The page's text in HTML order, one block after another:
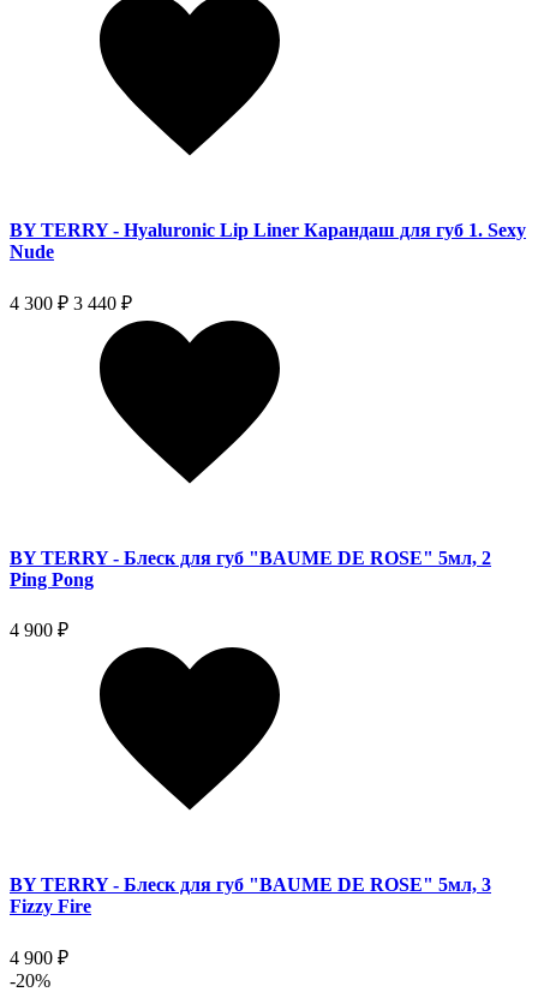
BY TERRY - Hyaluronic Lip Liner Карандаш для губ 1. Sexy
Nude
4 300 ₽ 3 440 ₽
BY TERRY - Блеск для губ "BAUME DE ROSE" 5мл, 2
Ping Pong
4 900 ₽
BY TERRY - Блеск для губ "BAUME DE ROSE" 5мл, 3
Fizzy Fire
4 900 ₽
-20%